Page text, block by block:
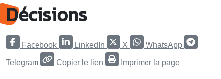
Décisions
Facebook LinkedIn X WhatsApp
Telegram Copier le lien Imprimer la page